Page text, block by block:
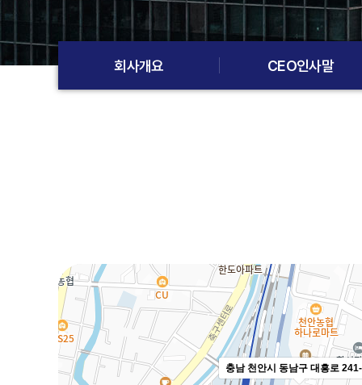
회사개요 CEO인사말
충남 천안시 동남구 대흥로
길찾기